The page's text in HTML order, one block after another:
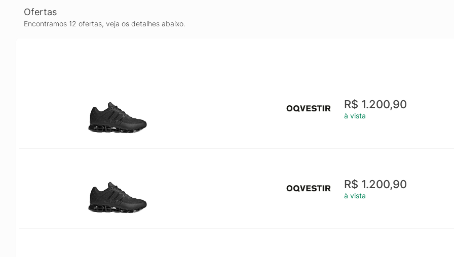
Ofertas
Encontramos 12 ofertas, veja os detalhes abaixo.
R$ 1.200,90
à vista
R$ 1.200,90
à vista